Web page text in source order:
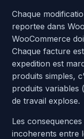
Chaque
reportee dans
WooCommerce
Chaque facture
expedition est
produits simples,
produits variables
de travail explose.
Les
incoherents entre